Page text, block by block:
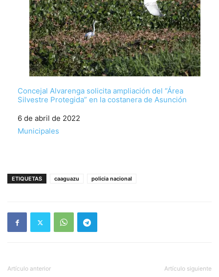
Concejal Alvarenga solicita ampliación del “Área
Silvestre Protegida” en la costanera de Asunción
Fecha
6 de abril de 2022
Respecto a
Municipales
ETIQUETAS caaguazu policia nacional
Artículo anterior Artículo siguiente